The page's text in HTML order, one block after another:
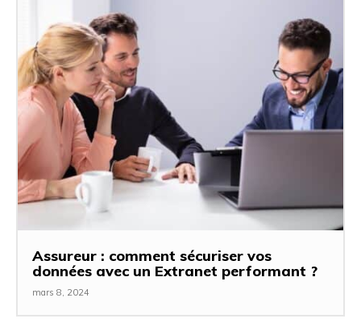
Assureur : comment sécuriser vos
données avec un Extranet performant ?
mars 8, 2024